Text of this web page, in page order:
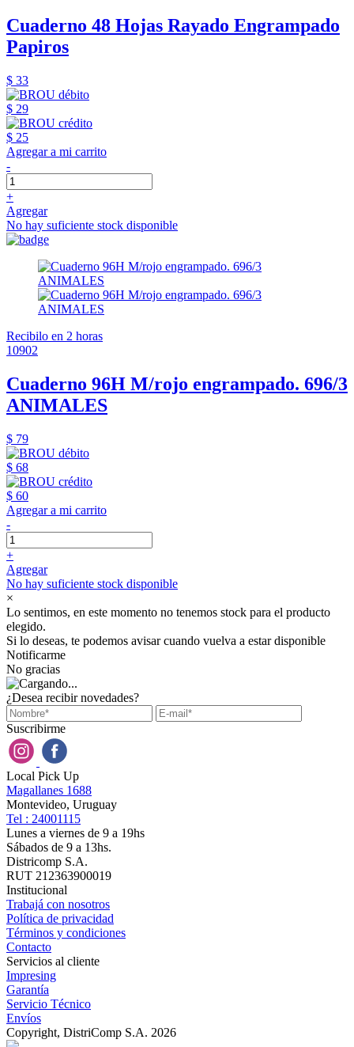
Cuaderno 48 Hojas Rayado Engrampado
Papiros
$ 33
$ 29
$ 25
Agregar a mi carrito
-
+
Agregar
No hay suficiente stock disponible
Recibilo en 2 horas
10902
Cuaderno 96H M/rojo engrampado. 696/3
ANIMALES
$ 79
$ 68
$ 60
Agregar a mi carrito
-
+
Agregar
No hay suficiente stock disponible
×
Lo sentimos, en este momento no tenemos stock para el producto
elegido.
Si lo deseas, te podemos avisar cuando vuelva a estar disponible
Notificarme
No gracias
¿Desea recibir novedades?
Suscribirme
Local Pick Up
Magallanes 1688
Montevideo, Uruguay
Tel : 24001115
Lunes a viernes de 9 a 19hs
Sábados de 9 a 13hs.
Districomp S.A.
RUT 212363900019
Institucional
Trabajá con nosotros
Política de privacidad
Términos y condiciones
Contacto
Servicios al cliente
Impresing
Garantía
Servicio Técnico
Envíos
Copyright, DistriComp S.A. 2026